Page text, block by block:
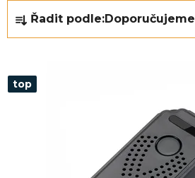
Ř
a
e
n
Řadit podle:Doporučujeme
top